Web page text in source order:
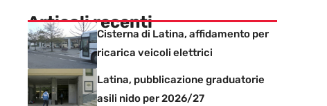
Articoli recenti
Cisterna di Latina, affidamento per
ricarica veicoli elettrici
Latina, pubblicazione graduatorie
asili nido per 2026/27